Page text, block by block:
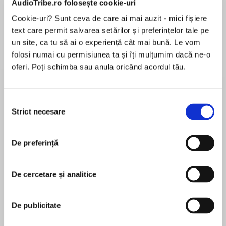
AudioTribe.ro folosește cookie-uri
Cookie-uri? Sunt ceva de care ai mai auzit - mici fișiere
text care permit salvarea setărilor și preferințelor tale pe
un site, ca tu să ai o experiență cât mai bună. Le vom
folosi numai cu permisiunea ta și îți mulțumim dacă ne-o
oferi. Poți schimba sau anula oricând acordul tău.
consimțământului
Strict necesare
De preferință
De cercetare și analitice
De publicitate
Desprecarte
‘This is my manifesto for morning.
wake as late as we can, timed to when we have
to work. But we don’t need to chase the day.’
In Morning, Allan Jenkins shows how getting up
be more imaginative, to maybe read, to walk, to
Jamie Oliver and Samuel West, to poets and
painters. We hear from a neuroscientist about
pentru această carte
Allan Jenkins is the award-winning editor of